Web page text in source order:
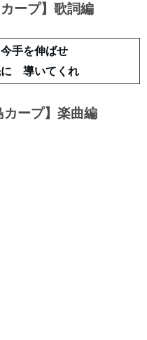
ープ】歌詞編
手を伸ばせ
に 導いてくれ
ープ】楽曲編